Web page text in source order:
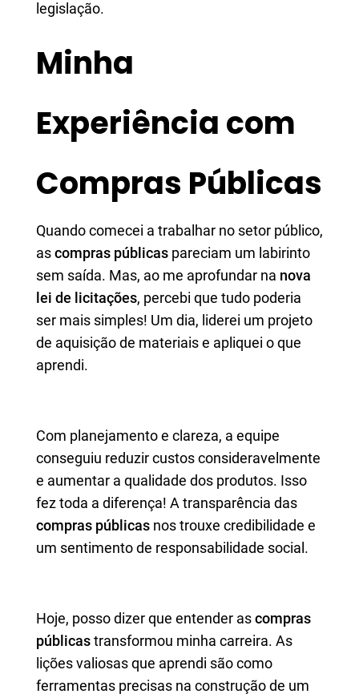
legislação.
Minha
Experiência com
Compras Públicas
Quando comecei a trabalhar no setor público,
ascompras públicas pareciam um labirinto
sem saída. Mas, ao me aprofundar na nova
lei de licitações, percebi que tudo poderia
ser mais simples! Um dia, liderei um projeto
de aquisição de materiais e apliquei o que
aprendi.
Com planejamento e clareza, a equipe
conseguiu reduzir custos consideravelmente
e aumentar a qualidade dos produtos. Isso
fez toda a diferença! A transparência das
compras públicas nos trouxe credibilidade e
um sentimento de responsabilidade social.
Hoje, posso dizer que entender ascompras
públicastransformou minha carreira. As
lições valiosas que aprendi são como
ferramentas precisas na construção de um